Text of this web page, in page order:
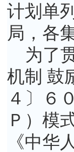
计划单
局，各
为了
机制 鼓
４〕６
Ｐ）模
《中华